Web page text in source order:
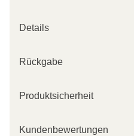
Details
Rückgabe
Produktsicherheit
Kundenbewertungen